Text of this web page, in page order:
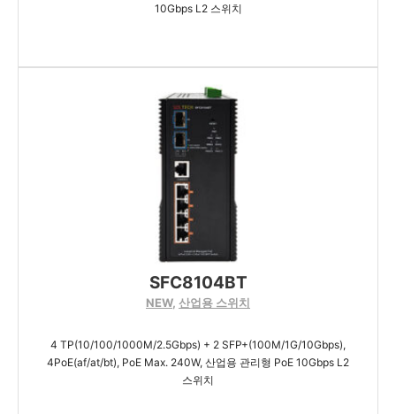
10Gbps L2 스위치
SFC8104BT
NEW, 산업용 스위치
4 TP(10/100/1000M/2.5Gbps) + 2 SFP+(100M/1G/10Gbps),
4PoE(af/at/bt), PoE Max. 240W, 산업용 관리형 PoE 10Gbps L2
스위치